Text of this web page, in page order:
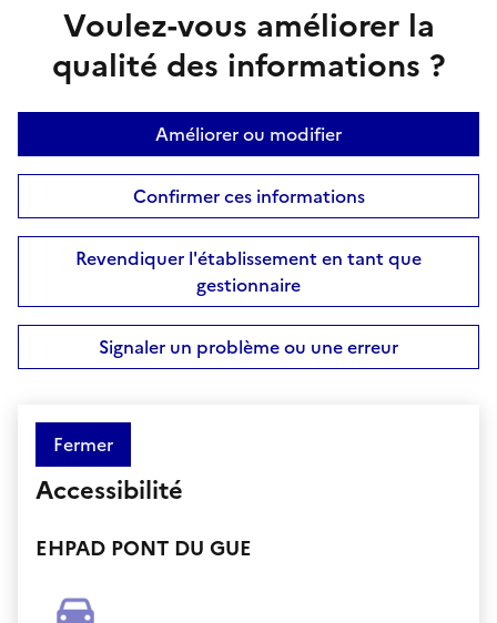
Voulez-vous améliorer la
qualité des informations ?
Améliorer ou modifier
Confirmer ces informations
Revendiquer l'établissement en tant que
gestionnaire
Signaler un problème ou une erreur
Fermer
Accessibilité
EHPAD PONT DU GUE